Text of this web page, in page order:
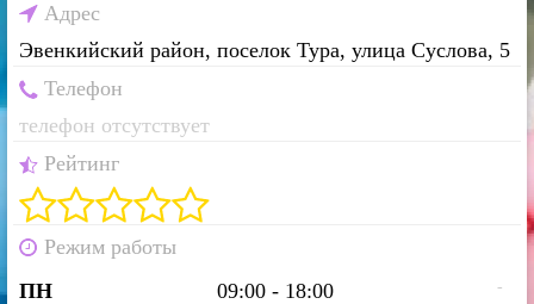
Адрес
Эвенкийский район, поселок Тура, улица Суслова, 5
Телефон
телефон отсутствует
Рейтинг
Режим работы
ПН
09:00 - 18:00 -